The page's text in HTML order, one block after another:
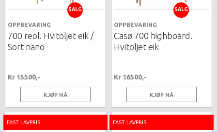
SALG
OPPBEVARING
700 reol. Hvitoljet eik /
Sort nano
Kr 15500,-
KJØP NÅ
SALG
OPPBEVARING
Casø 700 highboard.
Hvitoljet eik
Kr 16500,-
KJØP NÅ
FAST LAVPRIS FAST LAVPRIS